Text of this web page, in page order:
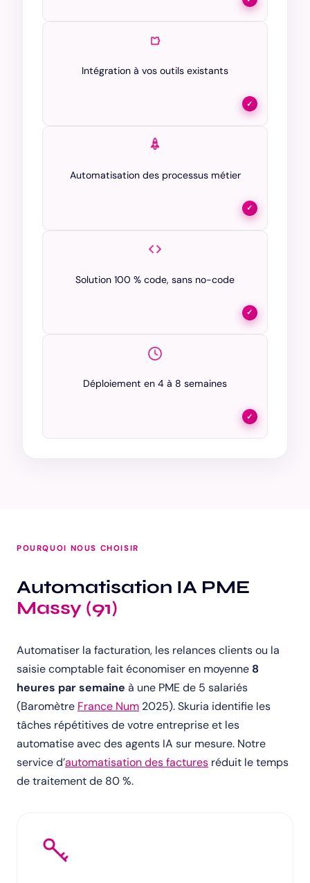
Intégration à vos outils existants
✓
Automatisation des processus métier
✓
Solution 100 % code, sans no-code
✓
Déploiement en 4 à 8 semaines
✓
POURQUOI NOUS CHOISIR
Automatisation IA PME
Massy (91)
Automatiser la facturation, les relances clients ou la
saisie comptable fait économiser en moyenne 8
heures par semaine à une PME de 5 salariés
(Baromètre France Num 2025). Skuria identifie les
tâches répétitives de votre entreprise et les
automatise avec des agents IA sur mesure. Notre
service d’automatisation des factures réduit le temps
de traitement de 80 %.